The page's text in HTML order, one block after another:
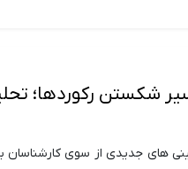
شکستن رکوردها؛
های جدیدی از سوی کارشناسان